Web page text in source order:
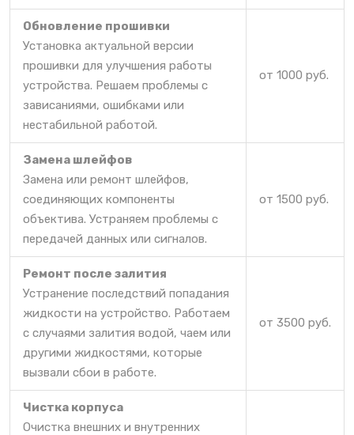
Обновление прошивки
Установка актуальной версии
прошивки для улучшения работы
устройства. Решаем проблемы с
зависаниями, ошибками или
нестабильной работой.
от 1000 руб.
Замена шлейфов
Замена или ремонт шлейфов,
соединяющих компоненты
объектива. Устраняем проблемы с
передачей данных или сигналов.
от 1500 руб.
Ремонт после залития
Устранение последствий попадания
жидкости на устройство. Работаем
с случаями залития водой, чаем или
другими жидкостями, которые
вызвали сбои в работе.
от 3500 руб.
Чистка корпуса
Очистка внешних и внутренних